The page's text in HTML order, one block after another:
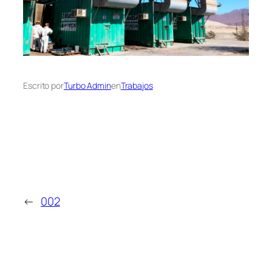
Escrito porTurbo AdminenTrabajos
← 002